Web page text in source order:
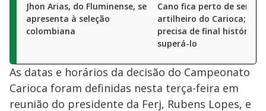
Jhon Arias, do Fluminense, se
apresenta à seleção
colombiana
Cano fica perto de ser
artilheiro do Carioca;
precisa de final histórica
superá-lo
As datas e horários da decisão do Campeonato
Carioca foram definidas nesta terça-feira em
reunião do presidente da Ferj, Rubens Lopes, e